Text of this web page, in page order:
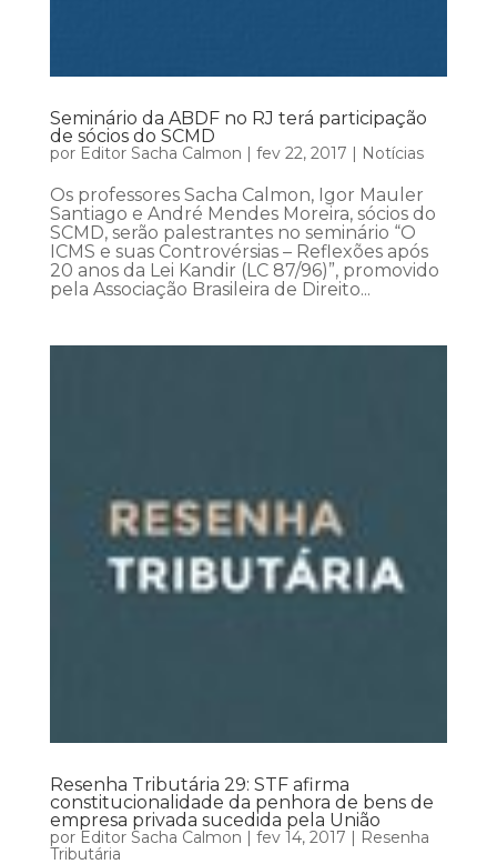
Seminário da ABDF no RJ terá participação
de sócios do SCMD
por Editor Sacha Calmon | fev 22, 2017 | Notícias
Os professores Sacha Calmon, Igor Mauler
Santiago e André Mendes Moreira, sócios do
SCMD, serão palestrantes no seminário “O
ICMS e suas Controvérsias – Reflexões após
20 anos da Lei Kandir (LC 87/96)”, promovido
pela Associação Brasileira de Direito...
Resenha Tributária 29: STF afirma
constitucionalidade da penhora de bens de
empresa privada sucedida pela União
por Editor Sacha Calmon | fev 14, 2017 | Resenha
Tributária